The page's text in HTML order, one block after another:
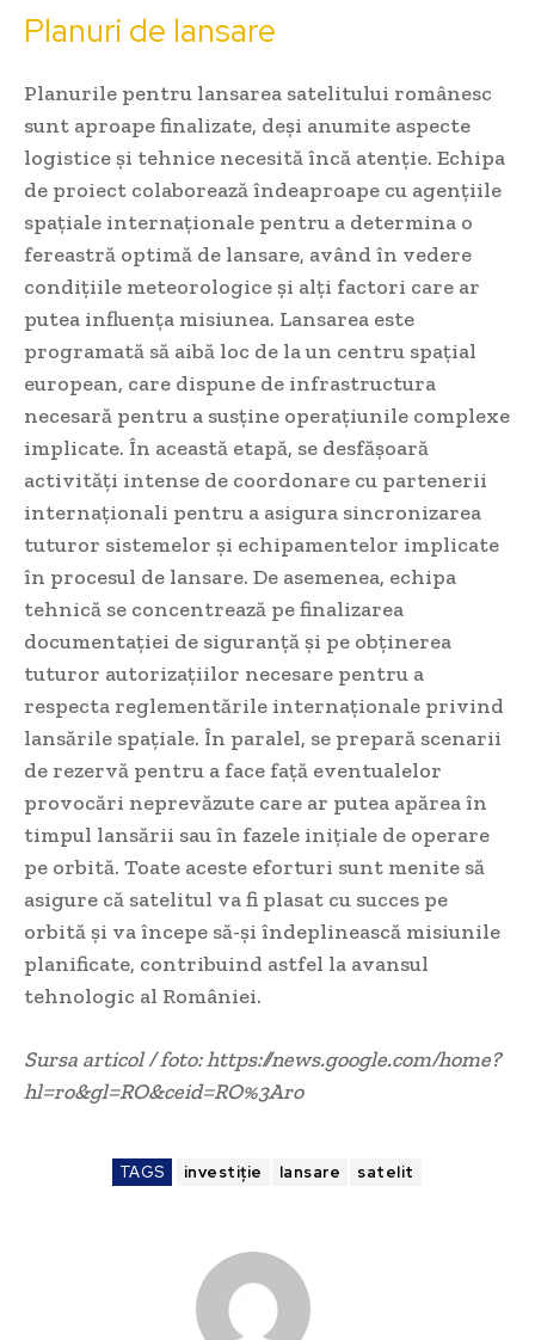
Planuri de lansare
Planurile pentru lansarea satelitului românesc
sunt aproape finalizate, deși anumite aspecte
logistice și tehnice necesită încă atenție. Echipa
de proiect colaborează îndeaproape cu agențiile
spațiale internaționale pentru a determina o
fereastră optimă de lansare, având în vedere
condițiile meteorologice și alți factori care ar
putea influența misiunea. Lansarea este
programată să aibă loc de la un centru spațial
european, care dispune de infrastructura
necesară pentru a susține operațiunile complexe
implicate. În această etapă, se desfășoară
activități intense de coordonare cu partenerii
internaționali pentru a asigura sincronizarea
tuturor sistemelor și echipamentelor implicate
în procesul de lansare. De asemenea, echipa
tehnică se concentrează pe finalizarea
documentației de siguranță și pe obținerea
tuturor autorizațiilor necesare pentru a
respecta reglementările internaționale privind
lansările spațiale. În paralel, se prepară scenarii
de rezervă pentru a face față eventualelor
provocări neprevăzute care ar putea apărea în
timpul lansării sau în fazele inițiale de operare
pe orbită. Toate aceste eforturi sunt menite să
asigure că satelitul va fi plasat cu succes pe
orbită și va începe să-și îndeplinească misiunile
planificate, contribuind astfel la avansul
tehnologic al României.
Sursa articol / foto: https://news.google.com/home?
hl=ro&gl=RO&ceid=RO%3Aro
TAGS investiție lansare satelit